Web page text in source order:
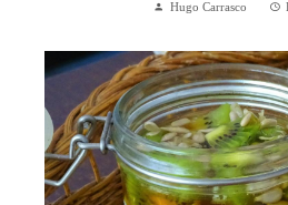
Hugo Carrasco